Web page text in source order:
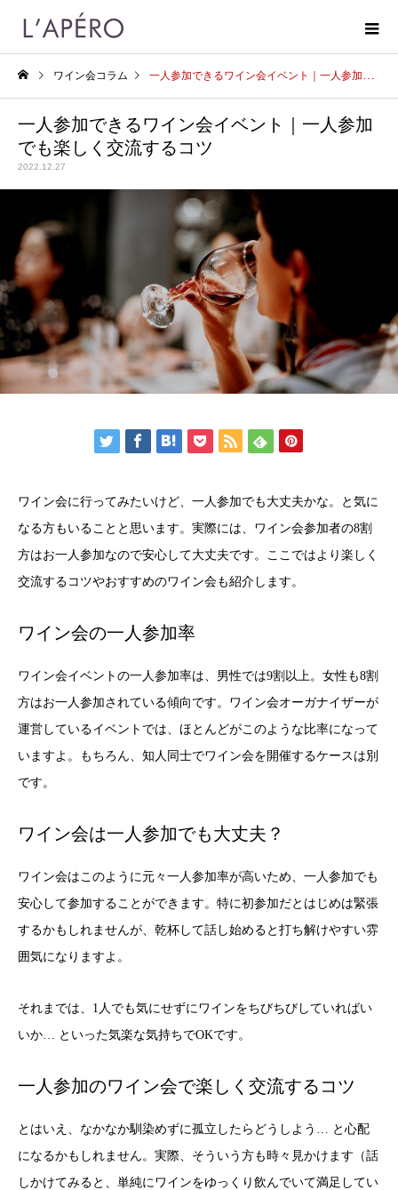
ワイン会コラム 一人参加できるワイン会イベント｜一人参加でも楽しく交流するコツ
一人参加できるワイン会イベント｜一人参加
でも楽しく交流するコツ
2022.12.27
ワイン会に行ってみたいけど、一人参加でも大丈夫かな。と気に
なる方もいることと思います。実際には、ワイン会参加者の8割
方はお一人参加なので安心して大丈夫です。ここではより楽しく
交流するコツやおすすめのワイン会も紹介します。
ワイン会の一人参加率
ワイン会イベントの一人参加率は、男性では9割以上。女性も8割
方はお一人参加されている傾向です。ワイン会オーガナイザーが
運営しているイベントでは、ほとんどがこのような比率になって
いますよ。もちろん、知人同士でワイン会を開催するケースは別
です。
ワイン会は一人参加でも大丈夫？
ワイン会はこのように元々一人参加率が高いため、一人参加でも
安心して参加することができます。特に初参加だとはじめは緊張
するかもしれませんが、乾杯して話し始めると打ち解けやすい雰
囲気になりますよ。
それまでは、1人でも気にせずにワインをちびちびしていればい
いか… といった気楽な気持ちでOKです。
一人参加のワイン会で楽しく交流するコツ
とはいえ、なかなか馴染めずに孤立したらどうしよう… と心配
になるかもしれません。実際、そういう方も時々見かけます（話
しかけてみると、単純にワインをゆっくり飲んでいて満足してい